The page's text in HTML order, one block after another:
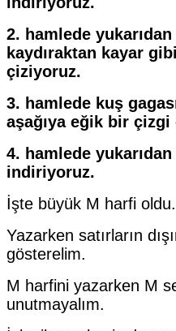
2. hamlede
kaydıraktan kayar
çiziyoruz.
3. hamlede kuş
aşağıya eğik bir
4. hamlede
indiriyoruz.
İşte büyük M harfi oldu.
Yazarken satırların
gösterelim.
M harfini yazarken M
unutmayalım.